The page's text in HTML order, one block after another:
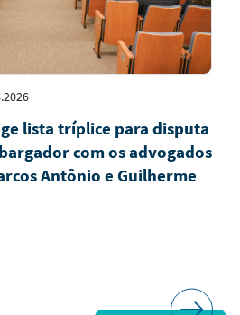
lista tríplice para disputa
com os advogados
Antônio e Guilherme